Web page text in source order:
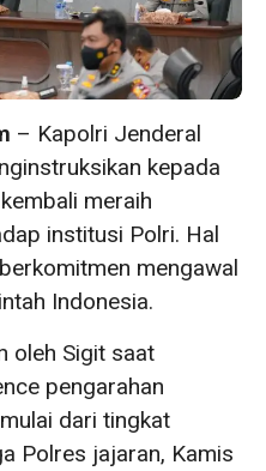
– Kapolri Jenderal
kepada
meraih
institusi Polri. Hal
mengawal
Indonesia.
oleh Sigit saat
pengarahan
dari tingkat
Polres jajaran, Kamis